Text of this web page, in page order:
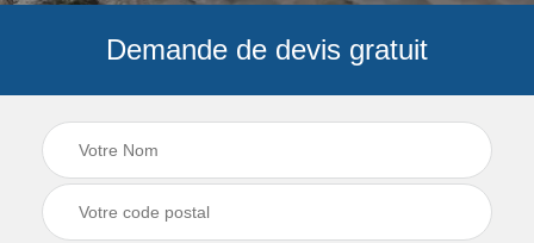
Demande de devis gratuit